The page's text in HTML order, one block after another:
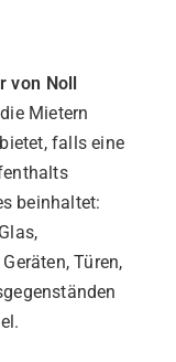
von Noll
die Mietern
falls eine
beinhaltet:
Türen,